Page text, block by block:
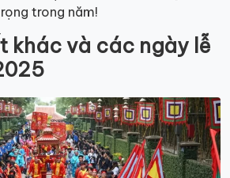
trong năm!
khác và các ngày lễ